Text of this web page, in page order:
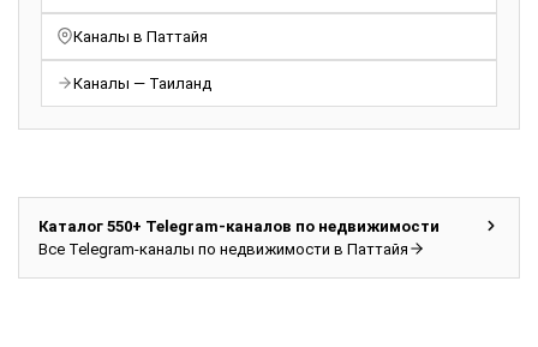
Каналы в Паттайя
Каналы — Таиланд
Каталог 550+ Telegram-каналов по недвижимости
Все Telegram-каналы по недвижимости в Паттайя